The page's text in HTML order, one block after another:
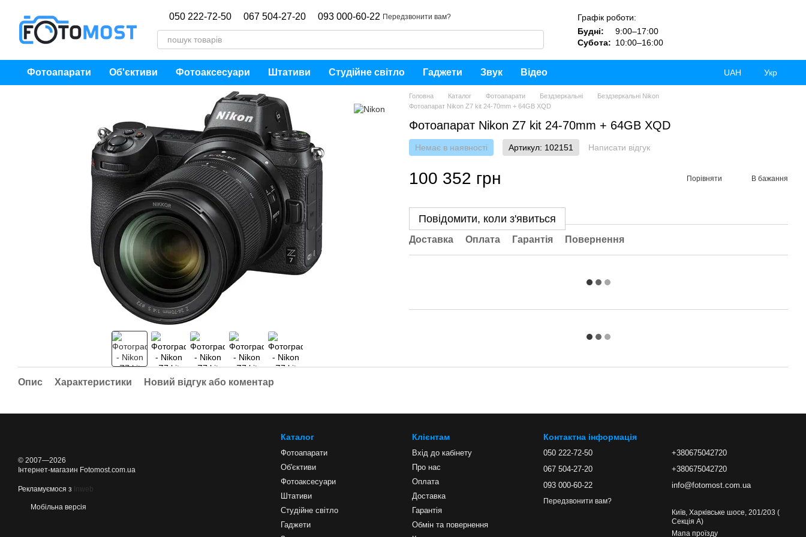
050 222-72-50 067 504-27-20 093 000-60-22 Передзвонити вам?
Графік роботи:
Будні:
9:00–17:00
Субота: 10:00–16:00
Фотоапарати Об'єктиви Фотоаксесуари Штативи Студійне світло Гаджети Звук Відео UAH Укр
Головна Каталог Фотоапарати Бездзеркальні
Бездзеркальні Nikon
Фотоапарат Nikon Z7 kit 24-70mm + 64GB XQD
Фотоапарат Nikon Z7 kit 24-70mm + 64GB XQD
Немає в наявності Артикул: 102151 Написати відгук
100 352 грн Порівняти В бажання
Повідомити, коли з'явиться
Доставка Оплата Гарантія Повернення
Опис Характеристики Новий відгук або коментар
© 2007—2026
Інтернет-магазин Fotomost.com.ua
Рекламуємося з Inweb
Мобільна версія
Каталог
Фотоапарати
Об'єктиви
Фотоаксесуари
Штативи
Студійне світло
Гаджети
Клієнтам
Вхід до кабінету
Про нас
Оплата
Доставка
Гарантія
Обмін та повернення
Контактна інформація
050 222-72-50
067 504-27-20
093 000-60-22
Передзвонити вам?
+380675042720
+380675042720
info@fotomost.com.ua
Київ, Харківське шосе, 201/203 (
Секція А)
Мапа проїзду